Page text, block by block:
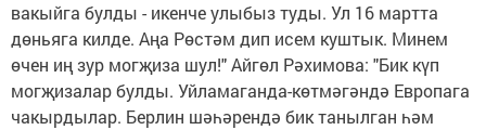
вакыйга булды - икенче улыбыз туды. Ул 16 мартта
дөньяга килде. Аңа Рөстәм дип исем куштык. Минем
өчен иң зур могҗиза шул!" Айгөл Рәхимова: "Бик күп
могҗизалар булды. Уйламаганда-көтмәгәндә Европага
чакырдылар. Берлин шәһәрендә бик танылган һәм